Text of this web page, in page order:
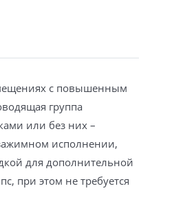
с повышенным
группа
или без них –
исполнении,
для дополнительной
при этом не требуется